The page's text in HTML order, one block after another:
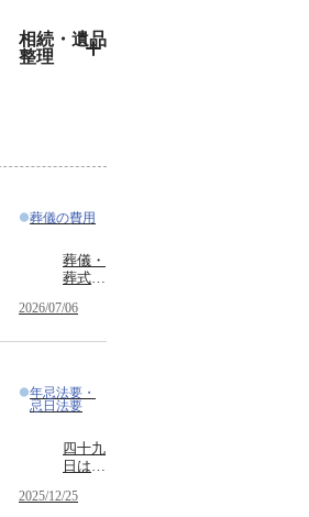
戒名・法名
年忌法要・忌
飾り方（祀り
方）
トップ
墓じまい・引
種類・選び方
相続・遺品
整理
葬儀の費用
葬儀・
葬式の
をわか
列者、
喪主・
えたい
服装、
言葉遣
い、当
2026/07/06
年忌法要・
忌日法要
四十九
日はお
必要？
2025/12/25